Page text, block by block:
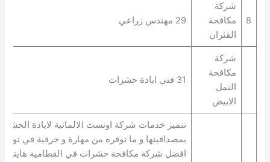
8
شركة
مكافحة
الفئران
29 مهندس زراعي
شركة
مكافحة
النمل
الابيض
31 فني ابادة حشرات
تتميز خدمات شركة اونست الالمانية لابادة
بمصداقيتها و ما توفره من مهارة و حرفية في توفير
افضل شركة مكافحة حشرات في القطامية هايتس.